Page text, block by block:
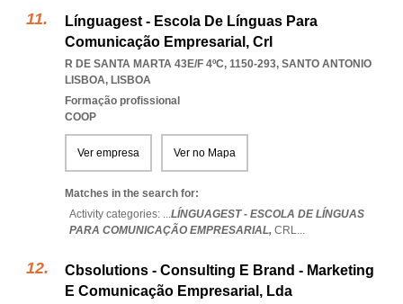
Línguagest - Escola De Línguas Para
Comunicação Empresarial, Crl
R DE SANTA MARTA 43E/F 4ºC, 1150-293, SANTO ANTONIO
LISBOA, LISBOA
Formação profissional
COOP
Ver empresa Ver no Mapa
Matches in the search for:
Activity categories: ...LÍNGUAGEST - ESCOLA DE LÍNGUAS
PARA COMUNICAÇÃO EMPRESARIAL, CRL...
Cbsolutions - Consulting E Brand - Marketing
E Comunicação Empresarial, Lda